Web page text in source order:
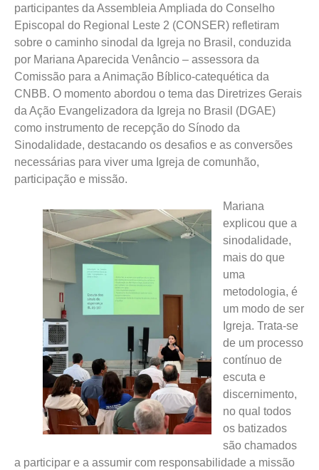
participantes da Assembleia Ampliada do Conselho
Episcopal do Regional Leste 2 (CONSER) refletiram
sobre o caminho sinodal da Igreja no Brasil, conduzida
por Mariana Aparecida Venâncio – assessora da
Comissão para a Animação Bíblico-catequética da
CNBB. O momento abordou o tema das Diretrizes Gerais
da Ação Evangelizadora da Igreja no Brasil (DGAE)
como instrumento de recepção do Sínodo da
Sinodalidade, destacando os desafios e as conversões
necessárias para viver uma Igreja de comunhão,
participação e missão.
Mariana
explicou que a
sinodalidade,
mais do que
uma
metodologia, é
um modo de ser
Igreja. Trata-se
de um processo
contínuo de
escuta e
discernimento,
no qual todos
os batizados
são chamados
a participar e a assumir com responsabilidade a missão